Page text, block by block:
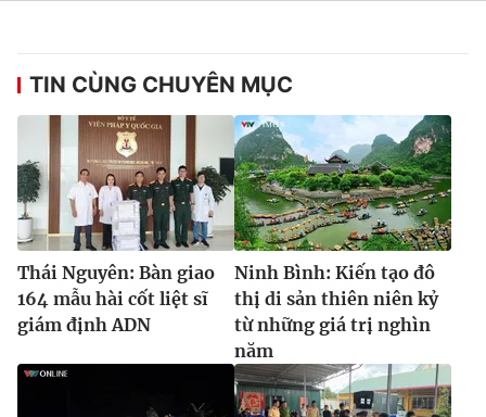
TIN CÙNG CHUYÊN MỤC
Thái Nguyên: Bàn giao
164 mẫu hài cốt liệt sĩ
giám định ADN
Ninh Bình: Kiến tạo đô
thị di sản thiên niên kỷ
từ những giá trị nghìn
năm